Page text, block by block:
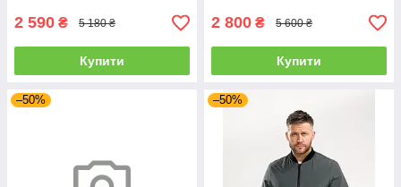
2 590 ₴ 5 180 ₴
Купити
2 800 ₴ 5 600 ₴
Купити
–50% –50%